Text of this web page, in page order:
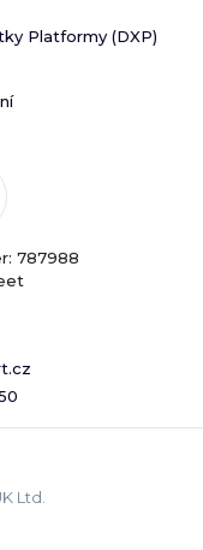
Platformy (DXP)
787988
Ltd.